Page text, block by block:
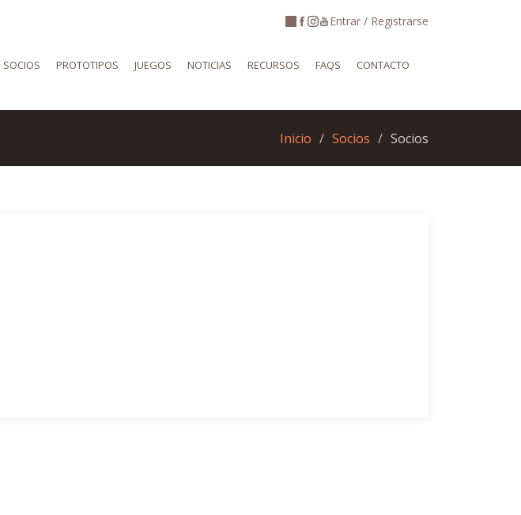
Entrar / Registrarse
SOCIOS PROTOTIPOS JUEGOS NOTICIAS RECURSOS FAQS CONTACTO
Inicio Socios Socios